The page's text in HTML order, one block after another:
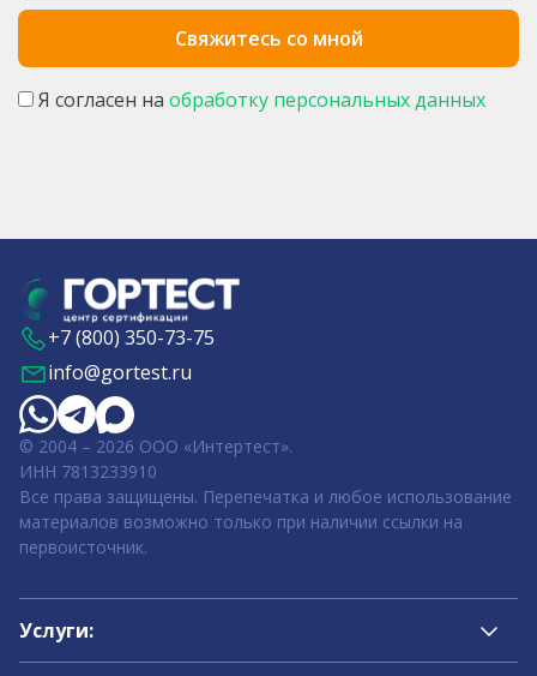
Я согласен на обработку персональных данных
+7 (800) 350-73-75
info@gortest.ru
© 2004 – 2026 ООО «Интертест».
ИНН 7813233910
Все права защищены. Перепечатка и любое использование
материалов возможно только при наличии ссылки на
первоисточник.
Услуги: